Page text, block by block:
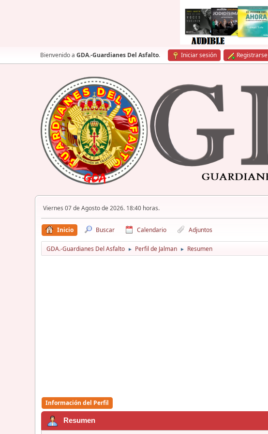
Bienvenido a GDA.-Guardianes Del Asfalto. Iniciar sesión Registrarse
Viernes 07 de Agosto de 2026. 18:40 horas.
Inicio Buscar Calendario Adjuntos
GDA.-Guardianes Del Asfalto ► Perfil de Jalman ► Resumen
Información del Perfil
Resumen